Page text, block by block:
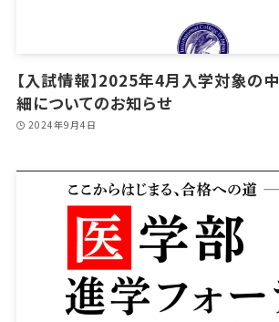
【入試情報】2025年4月入学対象の
細についてのお知らせ
2024年9月4日